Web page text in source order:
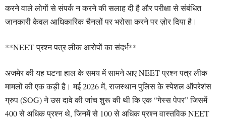
करने वाले लोगों से संपर्क न करने की सलाह दी है और परीक्षा से संबंधित
जानकारी केवल आधिकारिक चैनलों पर भरोसा करने पर ज़ोर दिया है।
**NEET प्रश्न पत्र लीक आरोपों का संदर्भ**
अजमेर की यह घटना हाल के समय में सामने आए NEET प्रश्न पत्र लीक
मामलों की एक कड़ी है। मई 2026 में, राजस्थान पुलिस के स्पेशल ऑपरेशंस
ग्रुप (SOG) ने उस दावे की जांच शुरू की थी कि एक “गेस्स पेपर” जिसमें
400 से अधिक प्रश्न थे, जिनमें से 100 से अधिक प्रश्न वास्तविक NEET